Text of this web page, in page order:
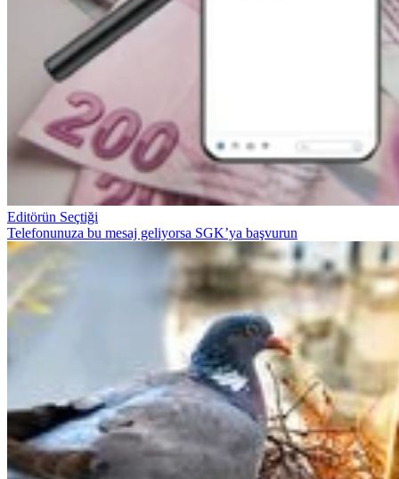
Editörün Seçtiği
Telefonunuza bu mesaj geliyorsa SGK’ya başvurun